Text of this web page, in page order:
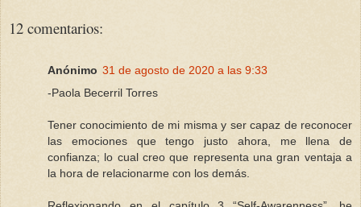
12 comentarios:
Anónimo 31 de agosto de 2020 a las 9:33
-Paola Becerril Torres
Tener conocimiento de mi misma y ser capaz de reconocer
las emociones que tengo justo ahora, me llena de
confianza; lo cual creo que representa una gran ventaja a
la hora de relacionarme con los demás.